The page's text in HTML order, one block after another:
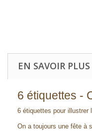
EN SAVOIR PLUS
6 étiquettes -
6 étiquettes pour illustrer
On a toujours une fête à